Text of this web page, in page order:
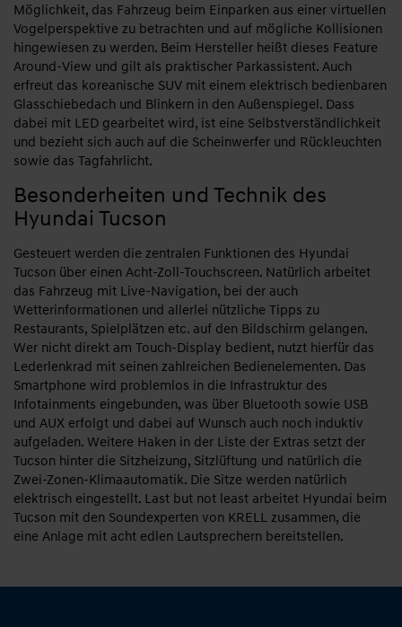
Möglichkeit, das Fahrzeug beim Einparken aus einer virtuellen
Vogelperspektive zu betrachten und auf mögliche Kollisionen
hingewiesen zu werden. Beim Hersteller heißt dieses Feature
Around-View und gilt als praktischer Parkassistent. Auch
erfreut das koreanische SUV mit einem elektrisch bedienbaren
Glasschiebedach und Blinkern in den Außenspiegel. Dass
dabei mit LED gearbeitet wird, ist eine Selbstverständlichkeit
und bezieht sich auch auf die Scheinwerfer und Rückleuchten
sowie das Tagfahrlicht.
Besonderheiten und Technik des
Hyundai Tucson
Gesteuert werden die zentralen Funktionen des Hyundai
Tucson über einen Acht-Zoll-Touchscreen. Natürlich arbeitet
das Fahrzeug mit Live-Navigation, bei der auch
Wetterinformationen und allerlei nützliche Tipps zu
Restaurants, Spielplätzen etc. auf den Bildschirm gelangen.
Wer nicht direkt am Touch-Display bedient, nutzt hierfür das
Lederlenkrad mit seinen zahlreichen Bedienelementen. Das
Smartphone wird problemlos in die Infrastruktur des
Infotainments eingebunden, was über Bluetooth sowie USB
und AUX erfolgt und dabei auf Wunsch auch noch induktiv
aufgeladen. Weitere Haken in der Liste der Extras setzt der
Tucson hinter die Sitzheizung, Sitzlüftung und natürlich die
Zwei-Zonen-Klimaautomatik. Die Sitze werden natürlich
elektrisch eingestellt. Last but not least arbeitet Hyundai beim
Tucson mit den Soundexperten von KRELL zusammen, die
eine Anlage mit acht edlen Lautsprechern bereitstellen.